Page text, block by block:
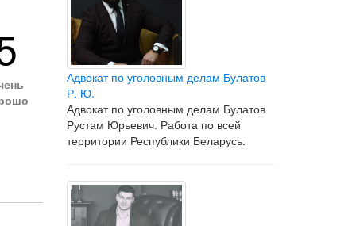
Адвокат по уголовным делам Булатов
Р. Ю.
Адвокат по уголовным делам Булатов
Рустам Юрьевич. Работа по всей
территории Республики Беларусь.